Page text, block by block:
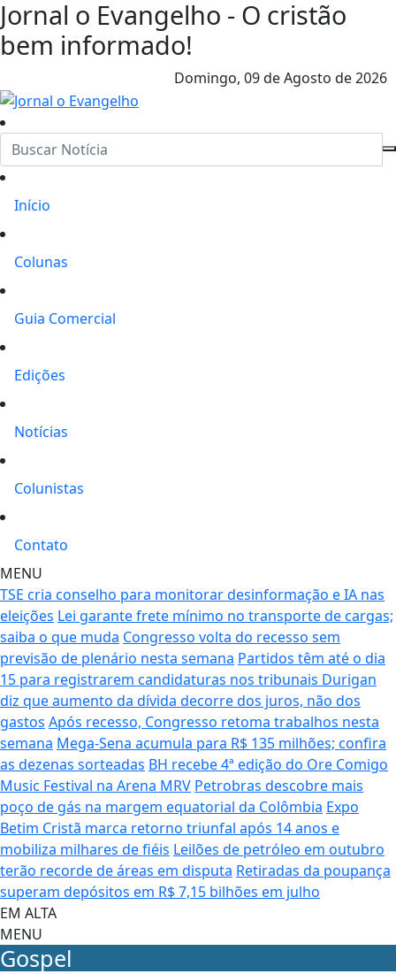
Jornal o Evangelho - O cristão
bem informado!
Domingo, 09 de Agosto de 2026
Início
Colunas
Guia Comercial
Edições
Notícias
Colunistas
Contato
MENU
TSE cria conselho para monitorar desinformação e IA nas
eleições Lei garante frete mínimo no transporte de cargas;
saiba o que muda Congresso volta do recesso sem
previsão de plenário nesta semana Partidos têm até o dia
15 para registrarem candidaturas nos tribunais Durigan
diz que aumento da dívida decorre dos juros, não dos
gastos Após recesso, Congresso retoma trabalhos nesta
semana Mega-Sena acumula para R$ 135 milhões; confira
as dezenas sorteadas BH recebe 4ª edição do Ore Comigo
Music Festival na Arena MRV Petrobras descobre mais
poço de gás na margem equatorial da Colômbia Expo
Betim Cristã marca retorno triunfal após 14 anos e
mobiliza milhares de fiéis Leilões de petróleo em outubro
terão recorde de áreas em disputa Retiradas da poupança
superam depósitos em R$ 7,15 bilhões em julho
EM ALTA
MENU
Gospel